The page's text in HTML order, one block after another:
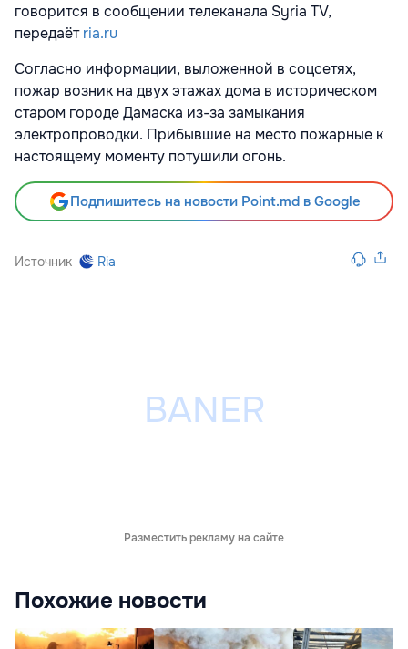
говорится в сообщении телеканала Syria TV,
передаётria.ru
Согласно информации, выложенной в соцсетях,
пожар возник на двух этажах дома в историческом
старом городе Дамаска из-за замыкания
электропроводки. Прибывшие на место пожарные к
настоящему моменту потушили огонь.
Подпишитесь на новости Point.md в Google
Источник Ria
Разместить рекламу на сайте
Похожие новости